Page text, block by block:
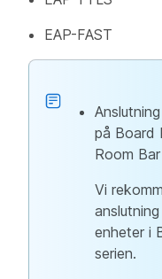
EAP-FAST
på Board
Room
Vi
enheter i
serien.